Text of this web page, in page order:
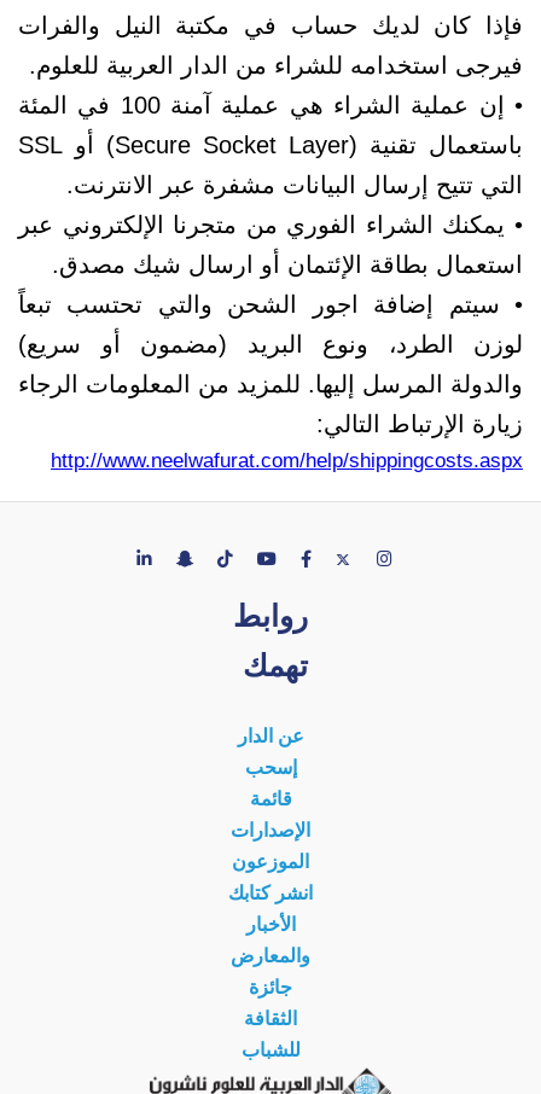
فإذا كان لديك حساب في مكتبة النيل والفرات
فيرجى استخدامه للشراء من الدار العربية للعلوم.
• إن عملية الشراء هي عملية آمنة 100 في المئة
باستعمال تقنية (Secure Socket Layer) أو SSL
التي تتيح إرسال البيانات مشفرة عبر الانترنت.
• يمكنك الشراء الفوري من متجرنا الإلكتروني عبر
استعمال بطاقة الإئتمان أو ارسال شيك مصدق.
• سيتم إضافة اجور الشحن والتي تحتسب تبعاً
لوزن الطرد، ونوع البريد (مضمون أو سريع)
والدولة المرسل إليها. للمزيد من المعلومات الرجاء
زيارة الإرتباط التالي:
http://www.neelwafurat.com/help/shippingcosts.aspx
روابط
تهمك
عن الدار
إسحب
قائمة
الإصدارات
الموزعون
انشر كتابك
الأخبار
والمعارض
جائزة
الثقافة
للشباب